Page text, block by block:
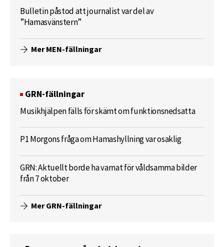
Bulletin påstod att journalist var del av
”Hamasvänstern”
Mer MEN-fällningar
GRN-fällningar
Musikhjälpen fälls för skämt om funktionsnedsatta
P1 Morgons fråga om Hamashyllning var osaklig
GRN: Aktuellt borde ha varnat för våldsamma bilder
från 7 oktober
Mer GRN-fällningar